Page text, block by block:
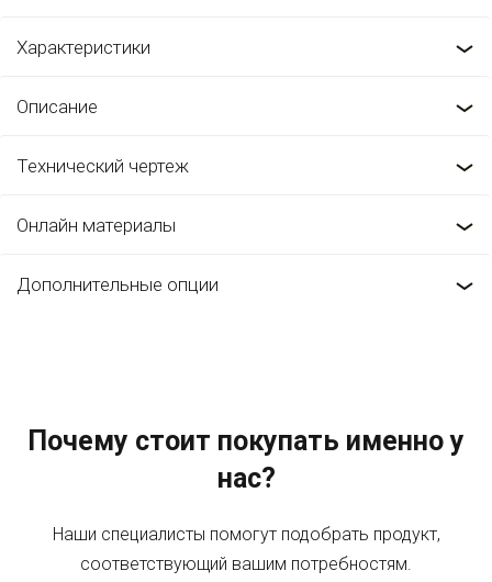
Характеристики
Описание
Технический чертеж
Онлайн материалы
Дополнительные опции
Почему стоит покупать именно у
нас?
Наши специалисты помогут подобрать продукт,
соответствующий вашим потребностям.